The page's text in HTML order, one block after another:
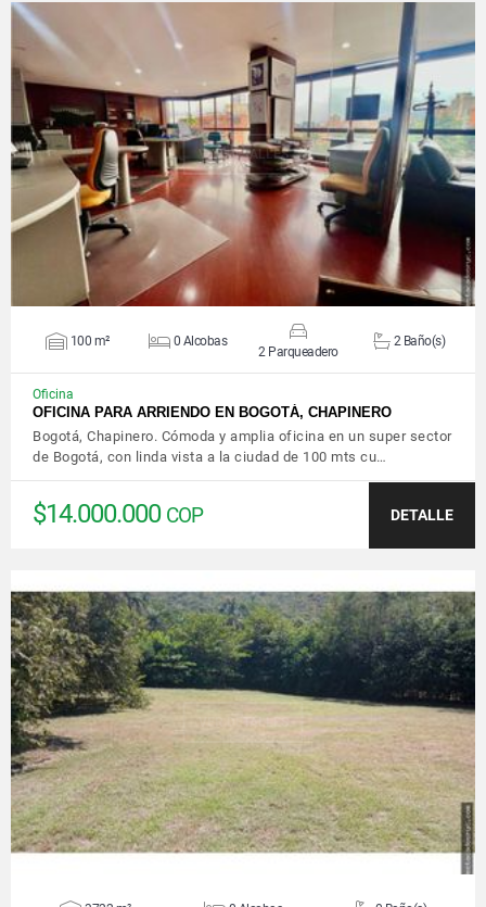
VER DETALLES
100 m² 0 Alcobas
2 Parqueadero
2 Baño(s)
Oficina
OFICINA PARA ARRIENDO EN BOGOTÁ, CHAPINERO
Bogotá, Chapinero. Cómoda y amplia oficina en un super sector
de Bogotá, con linda vista a la ciudad de 100 mts cu…
$14.000.000 COP DETALLE
VER DETALLES